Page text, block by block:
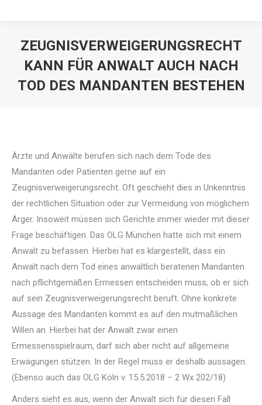
ZEUGNISVERWEIGERUNGSRECHT
KANN FÜR ANWALT AUCH NACH
TOD DES MANDANTEN BESTEHEN
Ärzte und Anwälte berufen sich nach dem Tode des
Mandanten oder Patienten gerne auf ein
Zeugnisverweigerungsrecht. Oft geschieht dies in Unkenntnis
der rechtlichen Situation oder zur Vermeidung von möglichem
Ärger. Insoweit müssen sich Gerichte immer wieder mit dieser
Frage beschäftigen. Das OLG München hatte sich mit einem
Anwalt zu befassen. Hierbei hat es klargestellt, dass ein
Anwalt nach dem Tod eines anwaltlich beratenen Mandanten
nach pflichtgemäßen Ermessen entscheiden muss, ob er sich
auf sein Zeugnisverweigerungsrecht beruft. Ohne konkrete
Aussage des Mandanten kommt es auf den mutmaßlichen
Willen an. Hierbei hat der Anwalt zwar einen
Ermessensspielraum, darf sich aber nicht auf allgemeine
Erwägungen stützen. In der Regel muss er deshalb aussagen.
(Ebenso auch das OLG Köln v. 15.5.2018 – 2 Wx 202/18)
Anders sieht es aus, wenn der Anwalt sich für diesen Fall